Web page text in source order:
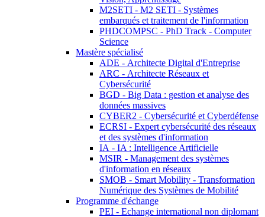
M2SETI - M2 SETI - Systèmes
embarqués et traitement de l'information
PHDCOMPSC - PhD Track - Computer
Science
Mastère spécialisé
ADE - Architecte Digital d'Entreprise
ARC - Architecte Réseaux et
Cybersécurité
BGD - Big Data : gestion et analyse des
données massives
CYBER2 - Cybersécurité et Cyberdéfense
ECRSI - Expert cybersécurité des réseaux
et des systèmes d'information
IA - IA : Intelligence Artificielle
MSIR - Management des systèmes
d'information en réseaux
SMOB - Smart Mobility - Transformation
Numérique des Systèmes de Mobilité
Programme d'échange
PEI - Echange international non diplomant